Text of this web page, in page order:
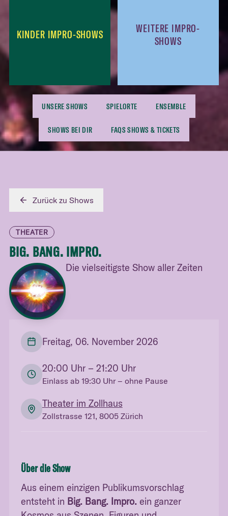
KINDER IMPRO-SHOWS
WEITERE IMPRO-
SHOWS
UNSERE SHOWS SPIELORTE ENSEMBLE
SHOWS BEI DIR FAQS SHOWS & TICKETS
Zurück zu Shows
THEATER
BIG. BANG. IMPRO.
Die vielseitigste Show aller Zeiten
Freitag, 06. November 2026
20:00 Uhr– 21:20 Uhr
Einlass ab 19:30Uhr– ohne Pause
Theater im Zollhaus
Zollstrasse 121, 8005 Zürich
Über die Show
Aus einem einzigen Publikumsvorschlag
entsteht in Big. Bang. Impro. ein ganzer